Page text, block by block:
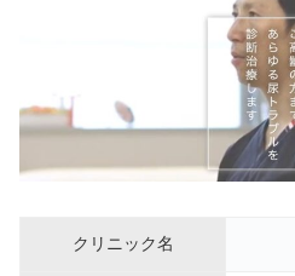
クリニック名